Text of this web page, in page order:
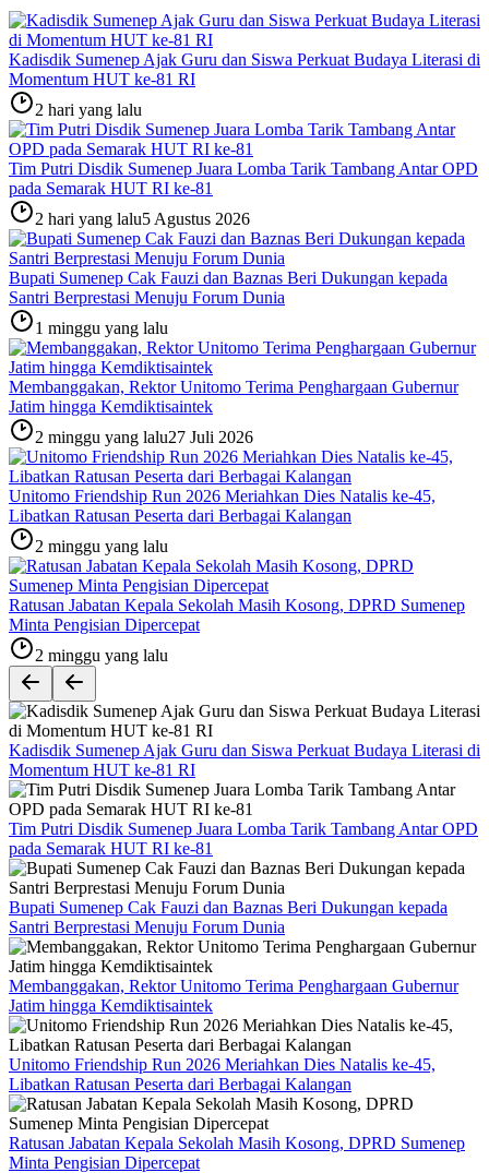
Kadisdik Sumenep Ajak Guru dan Siswa Perkuat Budaya Literasi di
Momentum HUT ke-81 RI
2 hari yang lalu
Tim Putri Disdik Sumenep Juara Lomba Tarik Tambang Antar OPD
pada Semarak HUT RI ke-81
2 hari yang lalu5 Agustus 2026
Bupati Sumenep Cak Fauzi dan Baznas Beri Dukungan kepada
Santri Berprestasi Menuju Forum Dunia
1 minggu yang lalu
Membanggakan, Rektor Unitomo Terima Penghargaan Gubernur
Jatim hingga Kemdiktisaintek
2 minggu yang lalu27 Juli 2026
Unitomo Friendship Run 2026 Meriahkan Dies Natalis ke-45,
Libatkan Ratusan Peserta dari Berbagai Kalangan
2 minggu yang lalu
Ratusan Jabatan Kepala Sekolah Masih Kosong, DPRD Sumenep
Minta Pengisian Dipercepat
2 minggu yang lalu
Kadisdik Sumenep Ajak Guru dan Siswa Perkuat Budaya Literasi di
Momentum HUT ke-81 RI
Tim Putri Disdik Sumenep Juara Lomba Tarik Tambang Antar OPD
pada Semarak HUT RI ke-81
Bupati Sumenep Cak Fauzi dan Baznas Beri Dukungan kepada
Santri Berprestasi Menuju Forum Dunia
Membanggakan, Rektor Unitomo Terima Penghargaan Gubernur
Jatim hingga Kemdiktisaintek
Unitomo Friendship Run 2026 Meriahkan Dies Natalis ke-45,
Libatkan Ratusan Peserta dari Berbagai Kalangan
Ratusan Jabatan Kepala Sekolah Masih Kosong, DPRD Sumenep
Minta Pengisian Dipercepat